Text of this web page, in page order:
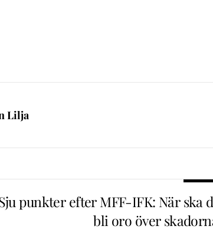
Lilja
punkter efter MFF-IFK: När ska
bli oro över